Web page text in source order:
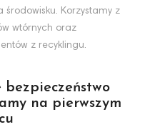
środowisku. Korzystamy z
wtórnych oraz
z recyklingu.
bezpieczeństwo
na pierwszym